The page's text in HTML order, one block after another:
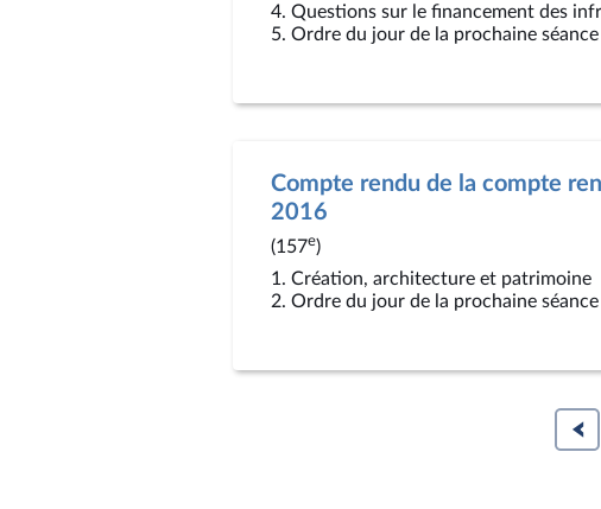
4. Questions sur le financement des
5. Ordre du jour de la prochaine séance
Compte rendu de la compte
2016
(157e)
1. Création, architecture et patrimoine
2. Ordre du jour de la prochaine séance